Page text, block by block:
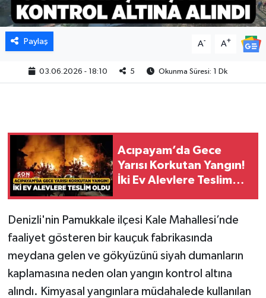
Paylaş A- A+
03.06.2026 - 18:10 5 Okunma Süresi: 1 Dk
Acıpayam’da Gece
Yarısı Korkutan Yangın!
İki Ev Alevlere Teslim
Denizli'nin Pamukkale ilçesi Kale Mahallesi’nde
faaliyet gösteren bir kauçuk fabrikasında
meydana gelen ve gökyüzünü siyah dumanların
kaplamasına neden olan yangın kontrol altına
alındı. Kimyasal yangınlara müdahalede kullanılan